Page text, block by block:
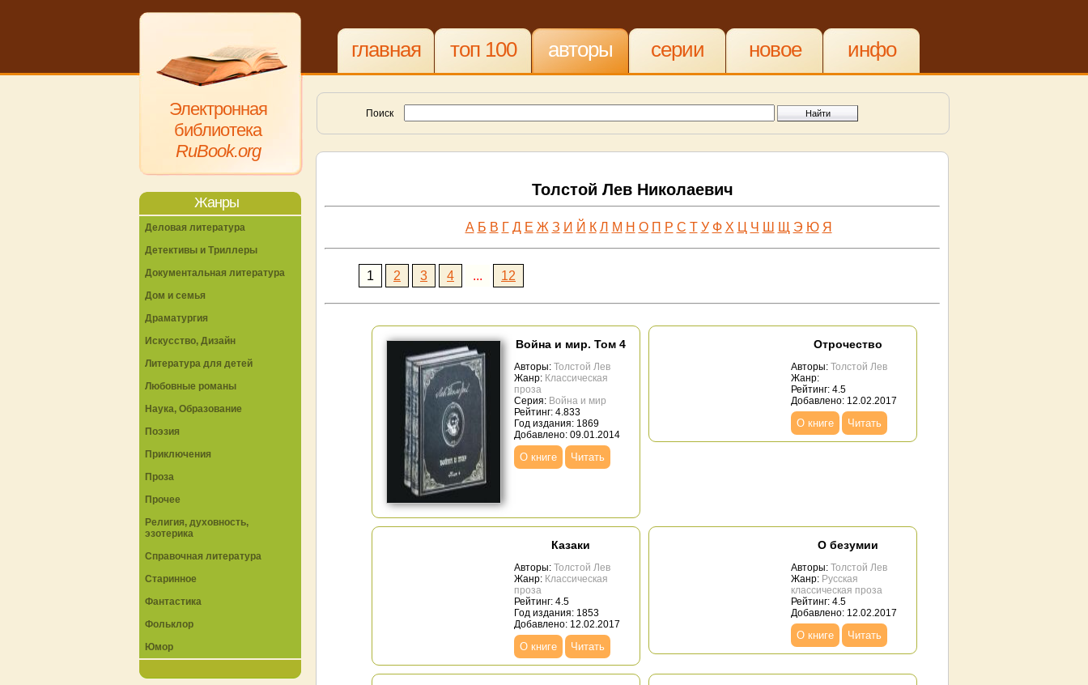
Электронная
библиотека
RuBook.org
главная топ 100 авторы серии новое инфо
Поиск
Толстой Лев Николаевич
А Б В Г Д Е Ж З И Й К Л М Н О П Р С Т У Ф Х Ц Ч Ш Щ Э Ю Я
1 2 3 4 ... 12
Война и мир. Том 4
Авторы: Толстой Лев
Жанр: Классическая
проза
Серия: Война и мир
Рейтинг: 4.833
Год издания: 1869
Добавлено: 09.01.2014
О книге Читать
Отрочество
Авторы: Толстой Лев
Жанр:
Рейтинг: 4.5
Добавлено: 12.02.2017
О книге Читать
Казаки
Авторы: Толстой Лев
Жанр: Классическая
проза
Рейтинг: 4.5
Год издания: 1853
Добавлено: 12.02.2017
О книге Читать
О безумии
Авторы: Толстой Лев
Жанр: Русская
классическая проза
Рейтинг: 4.5
Добавлено: 12.02.2017
О книге Читать
Жанры
Деловая литература
Детективы и Триллеры
Документальная литература
Дом и семья
Драматургия
Искусство, Дизайн
Литература для детей
Любовные романы
Наука, Образование
Поэзия
Приключения
Проза
Прочее
Религия, духовность,
эзотерика
Справочная литература
Старинное
Фантастика
Фольклор
Юмор